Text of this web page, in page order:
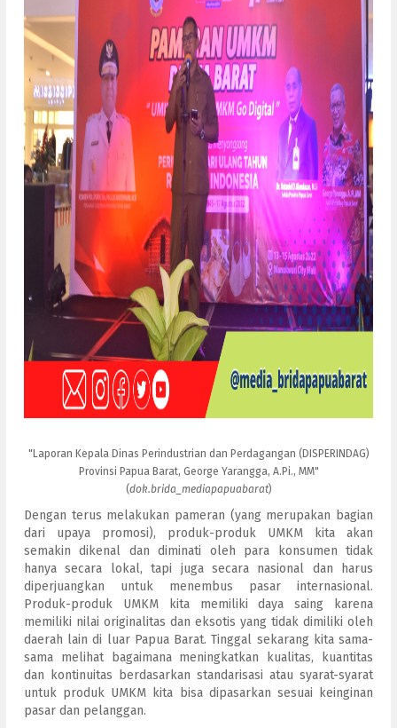
"Laporan Kepala Dinas Perindustrian dan Perdagangan (DISPERINDAG)
Provinsi Papua Barat, George Yarangga, A.Pi., MM"
(dok.brida_mediapapuabarat)
Dengan terus melakukan pameran (yang merupakan bagian
dari upaya promosi), produk-produk UMKM kita akan
semakin dikenal dan diminati oleh para konsumen tidak
hanya secara lokal, tapi juga secara nasional dan harus
diperjuangkan untuk menembus pasar internasional.
Produk-produk UMKM kita memiliki daya saing karena
memiliki nilai originalitas dan eksotis yang tidak dimiliki oleh
daerah lain di luar Papua Barat. Tinggal sekarang kita sama-
sama melihat bagaimana meningkatkan kualitas, kuantitas
dan kontinuitas berdasarkan standarisasi atau syarat-syarat
untuk produk UMKM kita bisa dipasarkan sesuai keinginan
pasar dan pelanggan.